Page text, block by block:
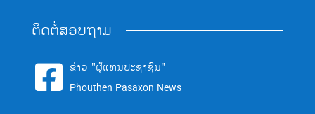
ຕິດຕໍ່ສອບຖາມ
 ຂ່າວ "ຜູ້ແທນປະຊາຊົນ"
Phouthen Pasaxon News